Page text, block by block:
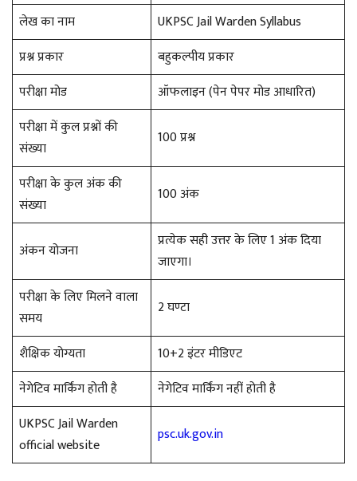
लेख का नाम
UKPSC Jail Warden Syllabus
प्रश्न प्रकार
बहुकल्पीय प्रकार
परीक्षा मोड
ऑफलाइन (पेन पेपर मोड आधारित)
परीक्षा में कुल प्रश्नों की
संख्या
100 प्रश्न
परीक्षा के कुल अंक की
संख्या
100 अंक
अंकन योजना
प्रत्येक सही उत्तर के लिए 1 अंक दिया
जाएगा।
परीक्षा के लिए मिलने वाला
समय
2 घण्टा
शैक्षिक योग्यता
10+2 इंटर मीडिएट
नेगेटिव मार्किंग होती है
नेगेटिव मार्किंग नहीं होती है
UKPSC Jail Warden
official website
psc.uk.gov.in